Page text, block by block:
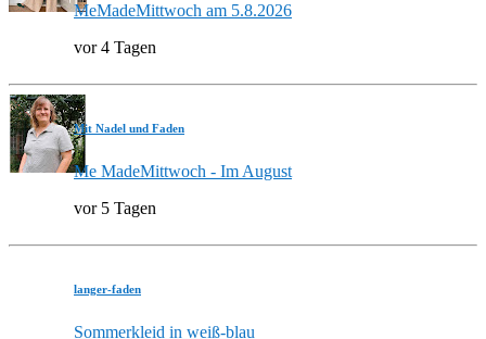
MeMadeMittwoch am 5.8.2026
vor 4 Tagen
Mit Nadel und Faden
Me MadeMittwoch - Im August
vor 5 Tagen
langer-faden
Sommerkleid in weiß-blau